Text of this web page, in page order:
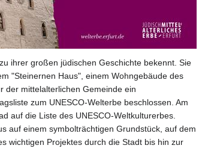
ihrer großen jüdischen Geschichte bekennt. Sie
"Steinernen Haus", einem Wohngebäude des
der mittelalterlichen Gemeinde ein
zum UNESCO-Welterbe beschlossen. Am
auf die Liste des UNESCO-Weltkulturerbes.
auf einem symbolträchtigen Grundstück, auf dem
wichtigen Projektes durch die Stadt bis hin zur